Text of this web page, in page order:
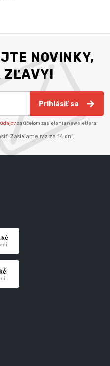
NOVINKY,
ZĽAVY!
Prihlásiť sa
za účelom zasielania newslettera.
Zasielame raz za 14 dní.